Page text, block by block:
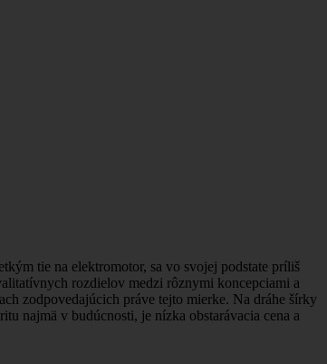
tie na elektromotor, sa vo svojej podstate príliš
rozdielov medzi rôznymi koncepciami a
zodpovedajúcich práve tejto mierke. Na dráhe šírky
najmä v budúcnosti, je nízka obstarávacia cena a